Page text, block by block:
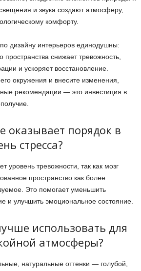
и звука создают атмосферу,
комфорту.
дизайну интерьеров единодушны:
пространства снижает тревожность,
и ускоряет восстановление.
окружения и внесите изменения,
рекомендации — это инвестиция в
оказывает порядок в
стресса?
уровень тревожности, так как мозг
пространство как более
Это помогает уменьшить
и улучшить эмоциональное состояние.
использовать для
атмосферы?
натуральные оттенки — голубой,